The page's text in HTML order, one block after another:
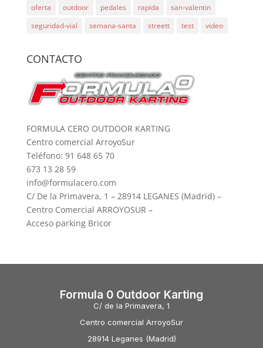
oferta
outdoor pedales rapida
san-valentin
seguridad-vial
semana-santa streett test video
CONTACTO
FORMULA CERO OUTDOOR KARTING
Centro comercial ArroyoSur
Teléfono: 91 648 65 70
673 13 28 59
info@formulacero.com
C/ De la Primavera, 1 – 28914 LEGANES (Madrid) –
Centro Comercial ARROYOSUR –
Acceso parking Bricor
Formula 0 Outdoor Karting
C/ de la Primavera, 1
Centro comercial ArroyoSur
28914 Leganes (Madrid)